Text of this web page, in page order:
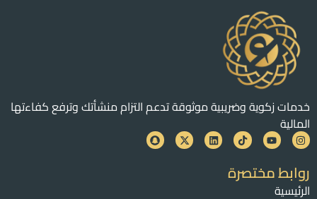
خدمات زكوية وضريبية موثوقة تدعم التزام منشأتك وترفع كفاءتها
المالية
روابط مختصرة
الرئيسية